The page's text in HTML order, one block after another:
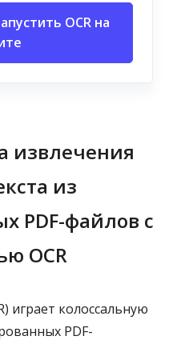
OCR на
извлечения
из
PDF-файлов с
OCR
играет колоссальную
PDF-